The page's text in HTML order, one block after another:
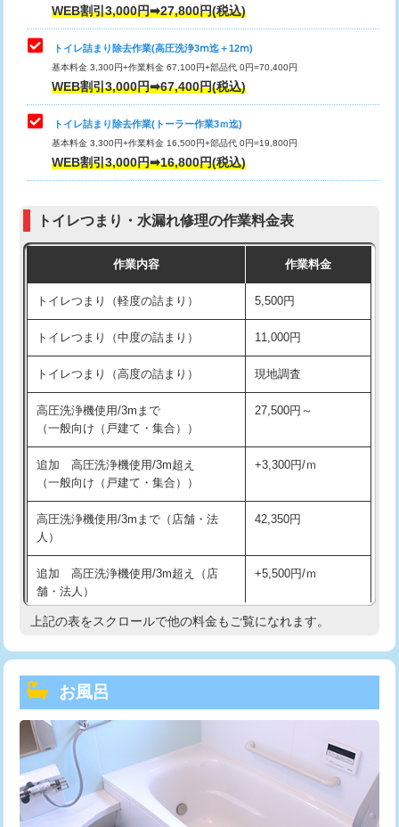
WEB割引3,000円➡27,800円(税込)
トイレ詰まり除去作業(高圧洗浄3ⅿ迄＋12ⅿ)
基本料金 3,300円+作業料金 67,100円+部品代 0円=70,400円
WEB割引3,000円➡67,400円(税込)
トイレ詰まり除去作業(トーラー作業3ｍ迄)
基本料金 3,300円+作業料金 16,500円+部品代 0円=19,800円
WEB割引3,000円➡16,800円(税込)
トイレつまり・水漏れ修理の作業料金表
作業内容 作業料金
トイレつまり（軽度の詰まり） 5,500円
トイレつまり（中度の詰まり） 11,000円
トイレつまり（高度の詰まり） 現地調査
高圧洗浄機使用/3mまで
（一般向け（戸建て・集合））
27,500円～
追加 高圧洗浄機使用/3m超え
（一般向け（戸建て・集合））
+3,300円/ｍ
高圧洗浄機使用/3mまで（店舗・法
人）
42,350円
追加 高圧洗浄機使用/3m超え（店
舗・法人）
+5,500円/ｍ
高度高圧洗浄換 現地調査
トーラー機使用/3mまで
追加トーラー機使用/3m超え
カメラ調査 33,000円
桝清掃 8,800円
上記の表をスクロールで他の料金もご覧になれます。
お風呂